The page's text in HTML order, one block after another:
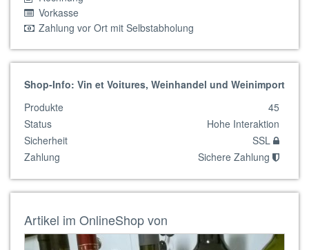
Vorkasse
Zahlung vor Ort mit Selbstabholung
Shop-Info: Vin et Voitures, Weinhandel und Weinimport
Produkte
45
Status
Hohe Interaktion
Sicherheit
SSL
Zahlung
Sichere Zahlung
Artikel im OnlineShop von